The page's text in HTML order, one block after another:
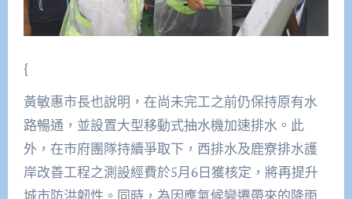
{
黃敏惠市長也說明，在尚未完工之前仍保持原有水
路暢通，並設置大型移動式抽水機加速排水。此
外，在市府團隊持續爭取下，西排水及鹿寮排水護
岸改善工程之測設經費於5月6日獲核定，將再提升
城市防洪韌性。同時，為因應氣候變遷帶來的降雨